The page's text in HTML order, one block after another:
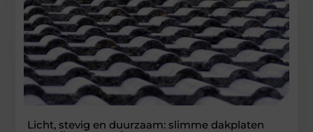
Licht, stevig en duurzaam: slimme dakplaten